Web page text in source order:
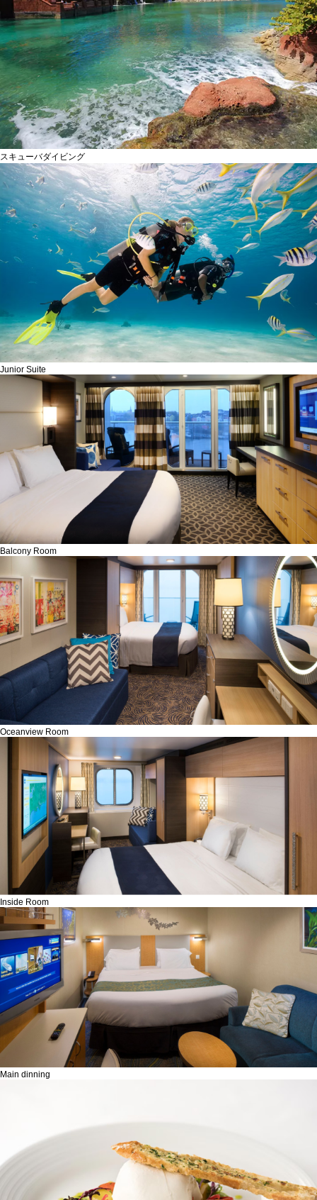
スキューバダイビング
Junior Suite
Balcony Room
Oceanview Room
Inside Room
Main dinning